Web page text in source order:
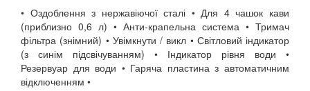
• Оздоблення з нержавіючої сталі • Для 4 чашок кави
(приблизно 0,6 л) • Анти-крапельна система • Тримач
фільтра (знімний) • Увімкнути / викл • Світловий індикатор
(з синім підсвічуванням) • Індикатор рівня води •
Резервуар для води • Гаряча пластина з автоматичним
відключенням •